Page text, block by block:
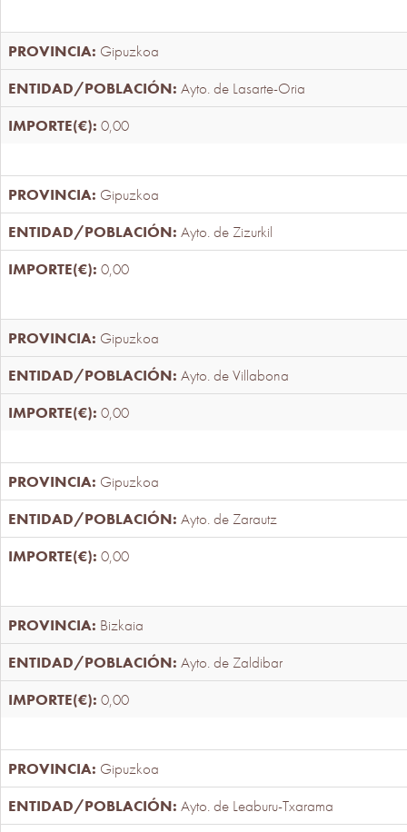
Gipuzkoa
Ayto. de Lasarte-Oria
0,00
Gipuzkoa
Ayto. de Zizurkil
0,00
Gipuzkoa
Ayto. de Villabona
0,00
Gipuzkoa
Ayto. de Zarautz
0,00
Bizkaia
Ayto. de Zaldibar
0,00
Gipuzkoa
Ayto. de Leaburu-Txarama